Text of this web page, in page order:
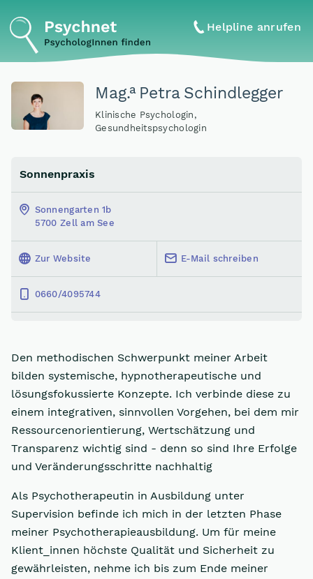
Helpline anrufen
Mag.aPetra Schindlegger
Klinische Psychologin,
Gesundheitspsychologin
Sonnenpraxis
Sonnengarten 1b
5700 Zell am See
Zur Website E-Mail schreiben
0660/4095744
Den methodischen Schwerpunkt meiner Arbeit
bilden systemische, hypnotherapeutische und
lösungsfokussierte Konzepte. Ich verbinde diese zu
einem integrativen, sinnvollen Vorgehen, bei dem mir
Ressourcenorientierung, Wertschätzung und
Transparenz wichtig sind - denn so sind Ihre Erfolge
und Veränderungsschritte nachhaltig
Als Psychotherapeutin in Ausbildung unter
Supervision befinde ich mich in der letzten Phase
meiner Psychotherapieausbildung. Um für meine
Klient_innen höchste Qualität und Sicherheit zu
gewährleisten, nehme ich bis zum Ende meiner